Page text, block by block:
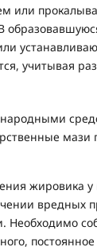
или
учитывая
мази
жировика
вредных
Необходимо